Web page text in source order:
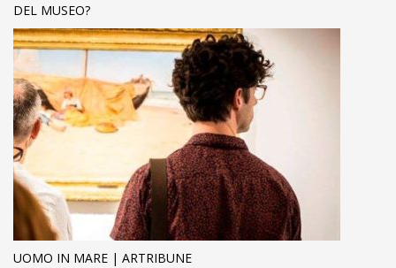
DEL MUSEO?
UOMO IN MARE | ARTRIBUNE